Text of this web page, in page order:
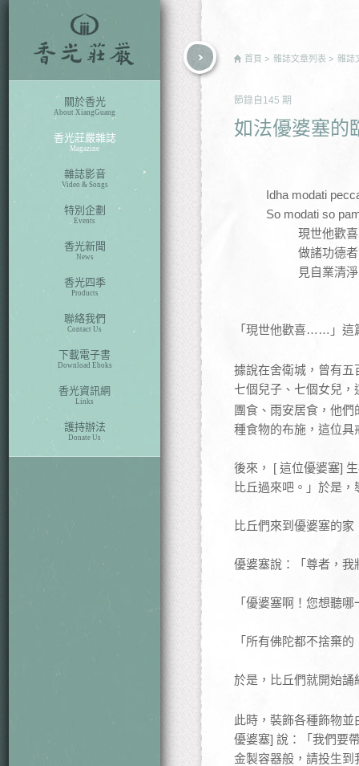
關於香光
About XiangGuang
香光莊嚴雜誌
Magazine
雜誌影音
Video & Songs
特別企劃
Events
香光新聞
News
香光四季
Products
聯絡我們
Contact Us
下載電子書
Download Eboks
香光資訊網
Links
護持辦法
Donate Us
首頁 雜誌文章列表 雜誌
節錄自 145 期
如法優婆塞的
Idha modati
So modati so
現世他歡
做諸功德
見自業清
「現世他歡喜……」這
據說在舍衛城，曾有
七個兒子、七個女兒
團食、雨安居食，他
種食物的布施，這位
後來， [ 這位優婆塞]
比丘過來吧。」於是
比丘們來到優婆塞的
優婆塞說：「尊者，
「優婆塞啊！您想聽
「所有佛陀都不捨棄
於是，比丘們就開始
此時，裝飾各種飾物
優婆塞] 說：「我們要
金製容器般，請投生